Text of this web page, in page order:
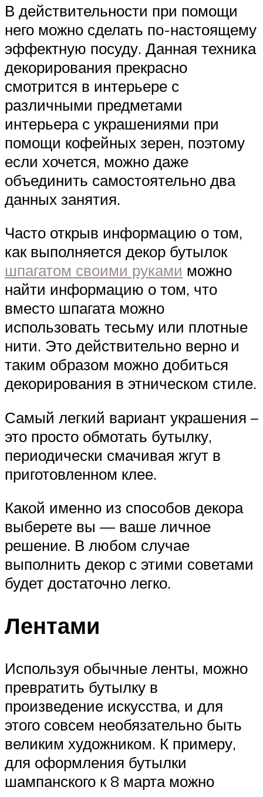
В действительности при помощи
него можно сделать по-настоящему
эффектную посуду. Данная техника
декорирования прекрасно
смотрится в интерьере с
различными предметами
интерьера с украшениями при
помощи кофейных зерен, поэтому
если хочется, можно даже
объединить самостоятельно два
данных занятия.
Часто открыв информацию о том,
как выполняется декор бутылок
шпагатом своими руками можно
найти информацию о том, что
вместо шпагата можно
использовать тесьму или плотные
нити. Это действительно верно и
таким образом можно добиться
декорирования в этническом стиле.
Самый легкий вариант украшения –
это просто обмотать бутылку,
периодически смачивая жгут в
приготовленном клее.
Какой именно из способов декора
выберете вы — ваше личное
решение. В любом случае
выполнить декор с этими советами
будет достаточно легко.
Лентами
Используя обычные ленты, можно
превратить бутылку в
произведение искусства, и для
этого совсем необязательно быть
великим художником. К примеру,
для оформления бутылки
шампанского к 8 марта можно